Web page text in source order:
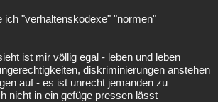
ich "verhaltenskodexe" "normen"
ist mir völlig egal - leben und leben
diskriminierungen anstehen
auf - es ist unrecht jemanden zu
nicht in ein gefüge pressen lässt